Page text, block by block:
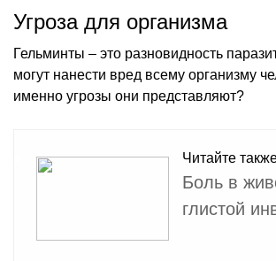
Угроза для организма
Гельминты – это разновидность
могут нанести вред всему организму
именно угрозы они представляют?
Читайте
Боль в
глистой